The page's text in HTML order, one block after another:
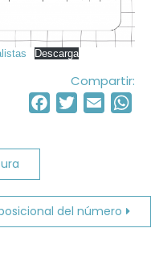
Descarga
Compartir:
Facebook
TwitterEmail
del número